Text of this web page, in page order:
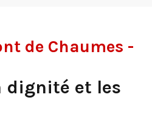
de Chaumes -
dignité et les